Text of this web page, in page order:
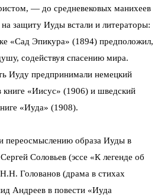
— до средневековых манихеев
защиту Иуды встали и литераторы:
«Сад Эпикура» (1894) предположил,
содействуя спасению мира.
Иуду предпринимали немецкий
книге «Иисус» (1906) и шведский
«Иуда» (1908).
переосмыслению образа Иуды в
Соловьев (эссе «К легенде об
Голованов (драма в стихах
Андреев в повести «Иуда